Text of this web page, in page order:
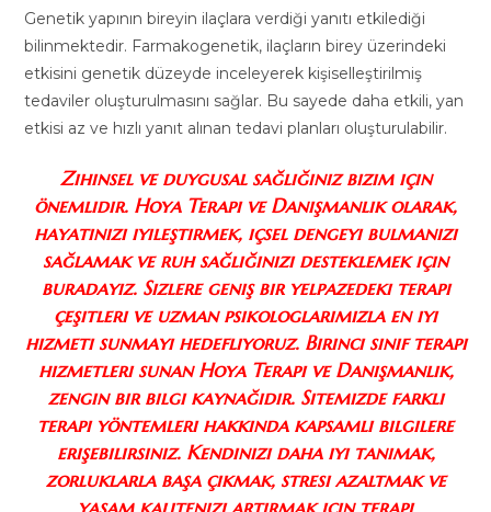
Genetik yapının bireyin ilaçlara verdiği yanıtı etkilediği
bilinmektedir. Farmakogenetik, ilaçların birey üzerindeki
etkisini genetik düzeyde inceleyerek kişiselleştirilmiş
tedaviler oluşturulmasını sağlar. Bu sayede daha etkili, yan
etkisi az ve hızlı yanıt alınan tedavi planları oluşturulabilir.
Zihinsel ve duygusal sağlığınız bizim için
önemlidir. Hoya Terapi ve Danışmanlık olarak,
hayatınızı iyileştirmek, içsel dengeyi bulmanızı
sağlamak ve ruh sağlığınızı desteklemek için
buradayız. Sizlere geniş bir yelpazedeki terapi
çeşitleri ve uzman psikologlarımızla en iyi
hizmeti sunmayı hedefliyoruz. Birinci sınıf terapi
hizmetleri sunan Hoya Terapi ve Danışmanlık,
zengin bir bilgi kaynağıdır. Sitemizde farklı
terapi yöntemleri hakkında kapsamlı bilgilere
erişebilirsiniz. Kendinizi daha iyi tanımak,
zorluklarla başa çıkmak, stresi azaltmak ve
yaşam kalitenizi artırmak için terapi